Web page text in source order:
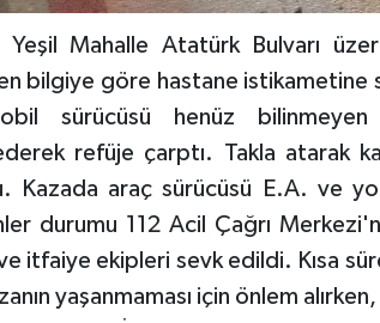
Yeşil Mahalle Atatürk Bulvarı
bilgiye göre hastane istikametine
sürücüsü henüz
refüje çarptı. Takla atarak
Kazada araç sürücüsü E.A. ve
durumu 112 Acil Çağrı
itfaiye ekipleri sevk edildi. Kısa
yaşanmaması için önlem